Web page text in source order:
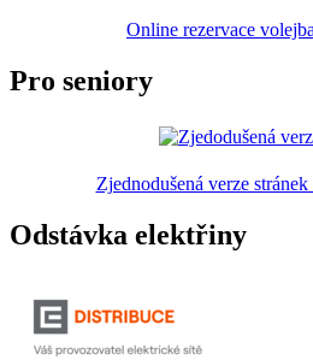
Online rezervace
Pro seniory
Zjednodušená verze
Odstávka elektřiny